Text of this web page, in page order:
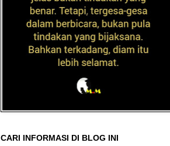
CARI INFORMASI DI BLOG INI